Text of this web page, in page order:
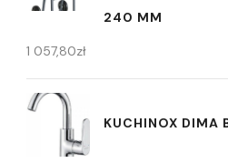
240 MM
1 057,80zł
KUCHINOX DIMA